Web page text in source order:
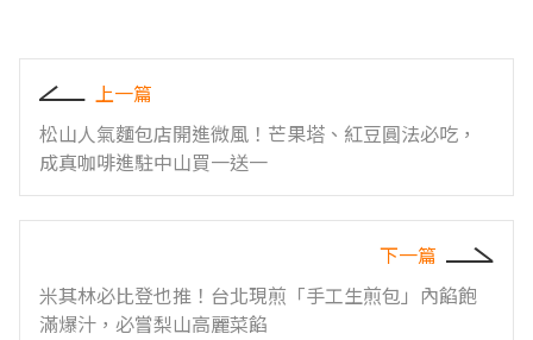
上一篇
松山人氣麵包店開進微風！芒果塔、紅豆圓法必吃，
成真咖啡進駐中山買一送一
下一篇
米其林必比登也推！台北現煎「手工生煎包」內餡飽
滿爆汁，必嘗梨山高麗菜餡